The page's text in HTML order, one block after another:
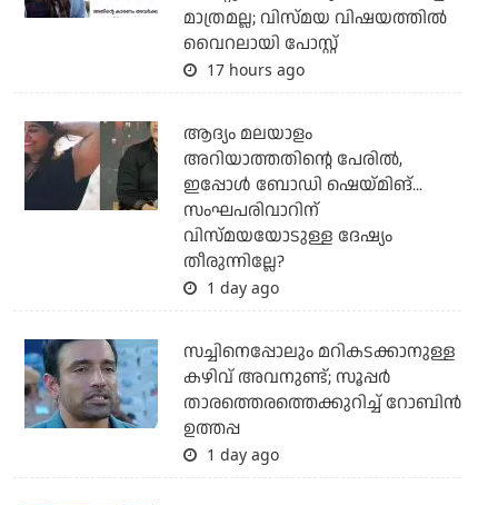
മാത്രമല്ല; വിസ്മയ വിഷയത്തില്‍
വൈറലായി പോസ്റ്റ്
17 hours ago
ആദ്യം മലയാളം
അറിയാത്തതിന്റെ പേരില്‍,
ഇപ്പോള്‍ ബോഡി ഷെയ്മിങ്...
സംഘപരിവാറിന്
വിസ്മയയോടുള്ള ദേഷ്യം
തീരുന്നില്ലേ?
1 day ago
സച്ചിനെപ്പോലും മറികടക്കാനുള്ള
കഴിവ് അവനുണ്ട്; സൂപ്പര്‍
താരത്തെരത്തെക്കുറിച്ച് റോബിന്‍
ഉത്തപ്പ
1 day ago